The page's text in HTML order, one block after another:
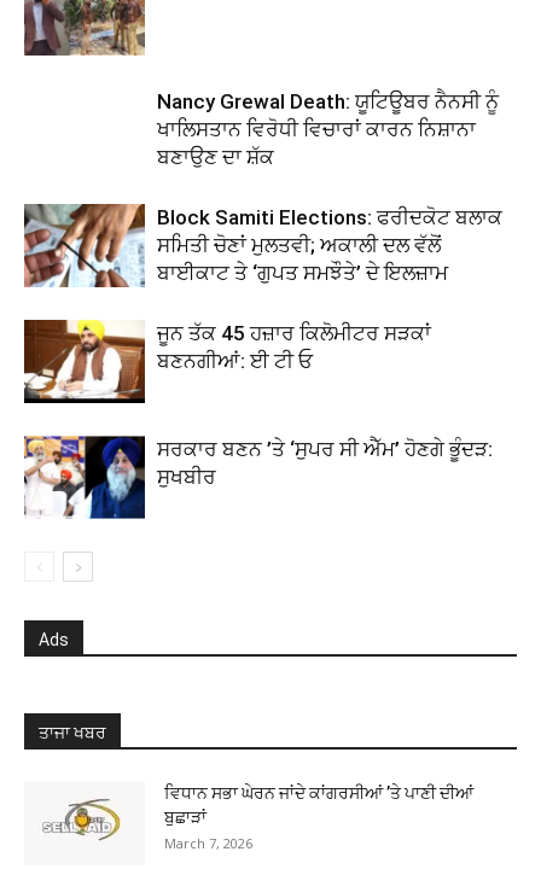
Nancy Grewal Death: ਯੂਟਿਊਬਰ ਨੈਨਸੀ ਨੂੰ
ਖਾਲਿਸਤਾਨ ਵਿਰੋਧੀ ਵਿਚਾਰਾਂ ਕਾਰਨ ਨਿਸ਼ਾਨਾ
ਬਣਾਉਣ ਦਾ ਸ਼ੱਕ
Block Samiti Elections: ਫਰੀਦਕੋਟ ਬਲਾਕ
ਸਮਿਤੀ ਚੋਣਾਂ ਮੁਲਤਵੀ; ਅਕਾਲੀ ਦਲ ਵੱਲੋਂ
ਬਾਈਕਾਟ ਤੇ ‘ਗੁਪਤ ਸਮਝੌਤੇ’ ਦੇ ਇਲਜ਼ਾਮ
ਜੂਨ ਤੱਕ 45 ਹਜ਼ਾਰ ਕਿਲੋਮੀਟਰ ਸੜਕਾਂ
ਬਣਨਗੀਆਂ: ਈ ਟੀ ਓ
ਸਰਕਾਰ ਬਣਨ ’ਤੇ ‘ਸੁਪਰ ਸੀ ਐੱਮ’ ਹੋਣਗੇ ਭੂੰਦੜ:
ਸੁਖਬੀਰ
Ads
ਤਾਜਾ ਖਬਰ
ਵਿਧਾਨ ਸਭਾ ਘੇਰਨ ਜਾਂਦੇ ਕਾਂਗਰਸੀਆਂ ’ਤੇ ਪਾਣੀ ਦੀਆਂ
ਬੁਛਾੜਾਂ
March 7, 2026